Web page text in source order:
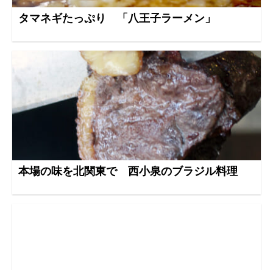
タマネギたっぷり 「八王子ラーメン」
本場の味を北関東で 西小泉のブラジル料理